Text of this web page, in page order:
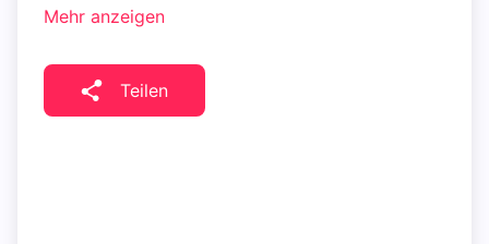
Mehr anzeigen
Teilen